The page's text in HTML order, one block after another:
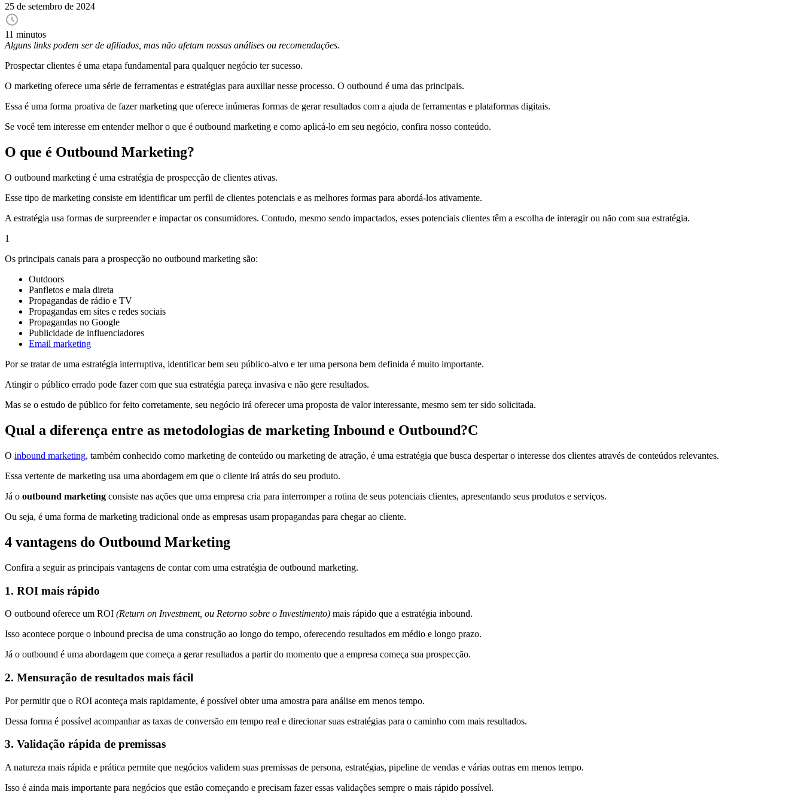
25 de setembro de 2024
11 minutos
Alguns links podem ser de afiliados, mas não afetam nossas análises ou recomendações.
Prospectar clientes é uma etapa fundamental para qualquer negócio ter sucesso.
O marketing oferece uma série de ferramentas e estratégias para auxiliar nesse processo. O outbound é uma das principais.
Essa é uma forma proativa de fazer marketing que oferece inúmeras formas de gerar resultados com a ajuda de ferramentas e plataformas digitais.
Se você tem interesse em entender melhor o que é outbound marketing e como aplicá-lo em seu negócio, confira nosso conteúdo.
O que é Outbound Marketing?
O outbound marketing é uma estratégia de prospecção de clientes ativas.
Esse tipo de marketing consiste em identificar um perfil de clientes potenciais e as melhores formas para abordá-los ativamente.
A estratégia usa formas de surpreender e impactar os consumidores. Contudo, mesmo sendo impactados, esses potenciais clientes têm a escolha de interagir ou não com sua estratégia.
1
Os principais canais para a prospecção no outbound marketing são:
Outdoors
Panfletos e mala direta
Propagandas de rádio e TV
Propagandas em sites e redes sociais
Propagandas no Google
Publicidade de influenciadores
Email marketing
Por se tratar de uma estratégia interruptiva, identificar bem seu público-alvo e ter uma persona bem definida é muito importante.
Atingir o público errado pode fazer com que sua estratégia pareça invasiva e não gere resultados.
Mas se o estudo de público for feito corretamente, seu negócio irá oferecer uma proposta de valor interessante, mesmo sem ter sido solicitada.
Qual a diferença entre as metodologias de marketing Inbound e Outbound?C
O inbound marketing, também conhecido como marketing de conteúdo ou marketing de atração, é uma estratégia que busca despertar o interesse dos clientes através de conteúdos relevantes.
Essa vertente de marketing usa uma abordagem em que o cliente irá atrás do seu produto.
Já o outbound marketing consiste nas ações que uma empresa cria para interromper a rotina de seus potenciais clientes, apresentando seus produtos e serviços.
Ou seja, é uma forma de marketing tradicional onde as empresas usam propagandas para chegar ao cliente.
4 vantagens do Outbound Marketing
Confira a seguir as principais vantagens de contar com uma estratégia de outbound marketing.
1. ROI mais rápido
O outbound oferece um ROI (Return on Investment, ou Retorno sobre o Investimento) mais rápido que a estratégia inbound.
Isso acontece porque o inbound precisa de uma construção ao longo do tempo, oferecendo resultados em médio e longo prazo.
Já o outbound é uma abordagem que começa a gerar resultados a partir do momento que a empresa começa sua prospecção.
2. Mensuração de resultados mais fácil
Por permitir que o ROI aconteça mais rapidamente, é possível obter uma amostra para análise em menos tempo.
Dessa forma é possível acompanhar as taxas de conversão em tempo real e direcionar suas estratégias para o caminho com mais resultados.
3. Validação rápida de premissas
A natureza mais rápida e prática permite que negócios validem suas premissas de persona, estratégias, pipeline de vendas e várias outras em menos tempo.
Isso é ainda mais importante para negócios que estão começando e precisam fazer essas validações sempre o mais rápido possível.